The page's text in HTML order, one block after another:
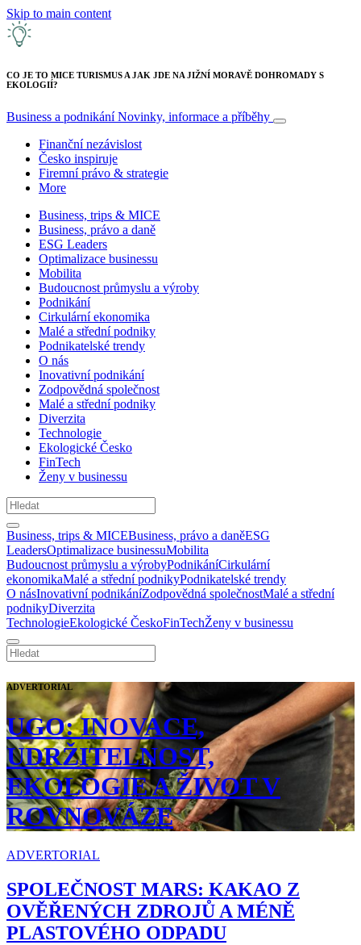
Skip to main content
CO JE TO MICE TURISMUS A JAK JDE NA JIŽNÍ MORAVĚ DOHROMADY S
EKOLOGIÍ?
Business a podnikáníNovinky, informace a příběhy
Finanční nezávislost
Česko inspiruje
Firemní právo & strategie
More
Business, trips & MICE
Business, právo a daně
ESG Leaders
Optimalizace businessu
Mobilita
Budoucnost průmyslu a výroby
Podnikání
Cirkulární ekonomika
Malé a střední podniky
Podnikatelské trendy
O nás
Inovativní podnikání
Zodpovědná společnost
Malé a střední podniky
Diverzita
Technologie
Ekologické Česko
FinTech
Ženy v businessu
Business, trips & MICEBusiness, právo a daněESG
LeadersOptimalizace businessuMobilita
Budoucnost průmyslu a výrobyPodnikáníCirkulární
ekonomikaMalé a střední podnikyPodnikatelské trendy
O násInovativní podnikáníZodpovědná společnostMalé a střední
podnikyDiverzita
TechnologieEkologické ČeskoFinTechŽeny v businessu
ADVERTORIAL
UGO: INOVACE,
UDRŽITELNOST,
EKOLOGIE A ŽIVOT V
ROVNOVÁZE
ADVERTORIAL
SPOLEČNOST MARS: KAKAO Z
OVĚŘENÝCH ZDROJŮ A MÉNĚ
PLASTOVÉHO ODPADU